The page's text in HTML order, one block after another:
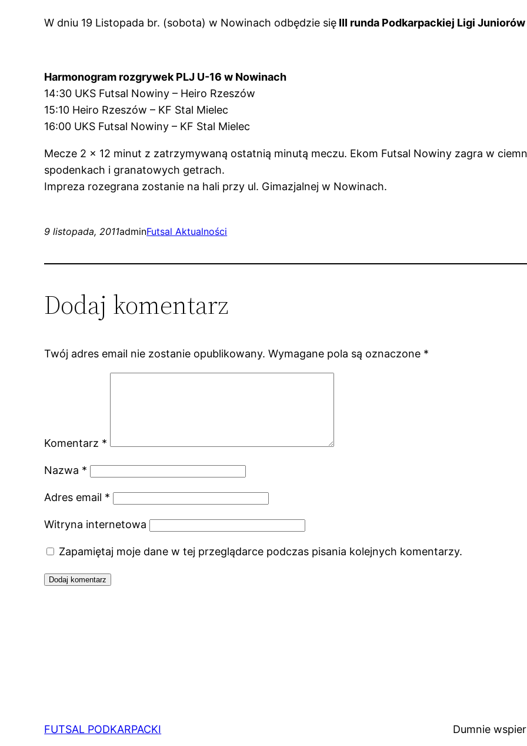
W dniu 19 Listopada br. (sobota) w Nowinach odbędzie się III runda Podkarpackiej Ligi
Harmonogram rozgrywek PLJ U-16 w Nowinach
14:30 UKS Futsal Nowiny – Heiro Rzeszów
15:10 Heiro Rzeszów – KF Stal Mielec
16:00 UKS Futsal Nowiny – KF Stal Mielec
Mecze 2 x 12 minut z zatrzymywaną ostatnią minutą meczu. Ekom Futsal Nowiny zagra w
spodenkach i granatowych getrach.
Impreza rozegrana zostanie na hali przy ul. Gimazjalnej w Nowinach.
9 listopada, 2011adminFutsal Aktualności
Dodaj komentarz
Twój adres email nie zostanie opublikowany. Wymagane pola są oznaczone *
Komentarz *
Nazwa *
Adres email *
Witryna internetowa
Zapamiętaj moje dane w tej przeglądarce podczas pisania kolejnych komentarzy.
FUTSAL PODKARPACKI Dumnie